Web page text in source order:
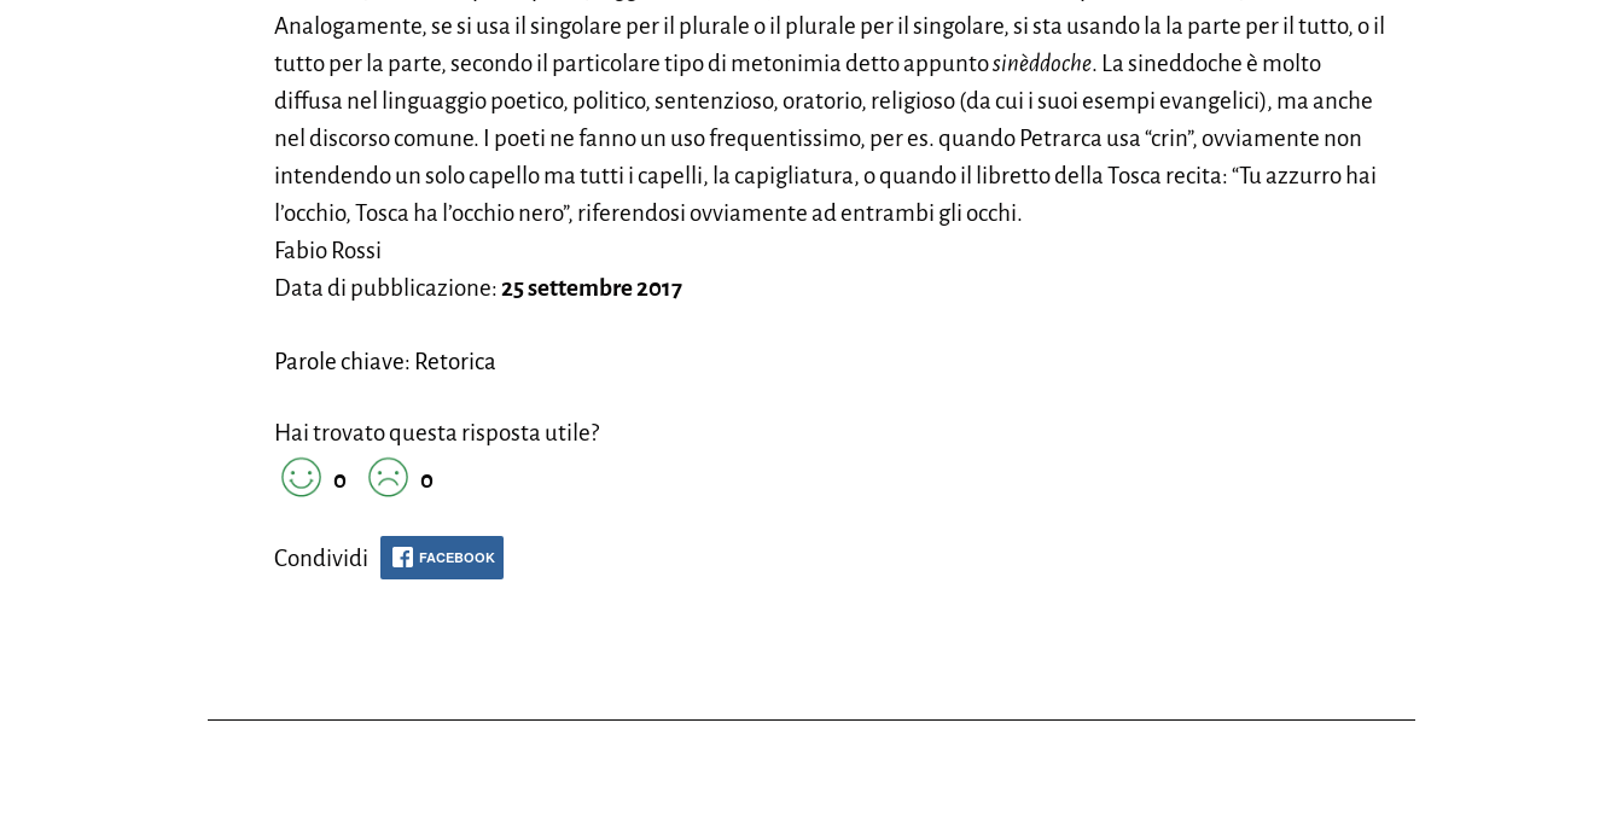
Analogamente, se si usa il singolare per il plurale o il plurale per il singolare, si sta usando la la parte per il tutto, o il
tutto per la parte, secondo il particolare tipo di metonimia detto appuntosinèddoche. La sineddoche è molto
diffusa nel linguaggio poetico, politico, sentenzioso, oratorio, religioso (da cui i suoi esempi evangelici), ma anche
nel discorso comune. I poeti ne fanno un uso frequentissimo, per es. quando Petrarca usa “crin”, ovviamente non
intendendo un solo capello ma tutti i capelli, la capigliatura, o quando il libretto della Tosca recita: “Tu azzurro hai
l’occhio, Tosca ha l’occhio nero”, riferendosi ovviamente ad entrambi gli occhi.
Fabio Rossi
Data di pubblicazione:25 settembre 2017
Parole chiave: Retorica
Hai trovato questa risposta utile?
0
0
Condividi FACEBOOK